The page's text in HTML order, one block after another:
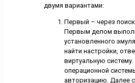
двумя вариантами:
Первый – через
Первым делом
установленного
найти настройки,
виртуальную
операционной
авторизацию. Далее